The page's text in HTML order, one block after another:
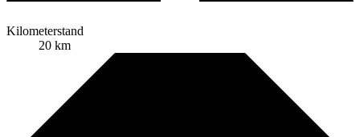
Kilometerstand
20 km